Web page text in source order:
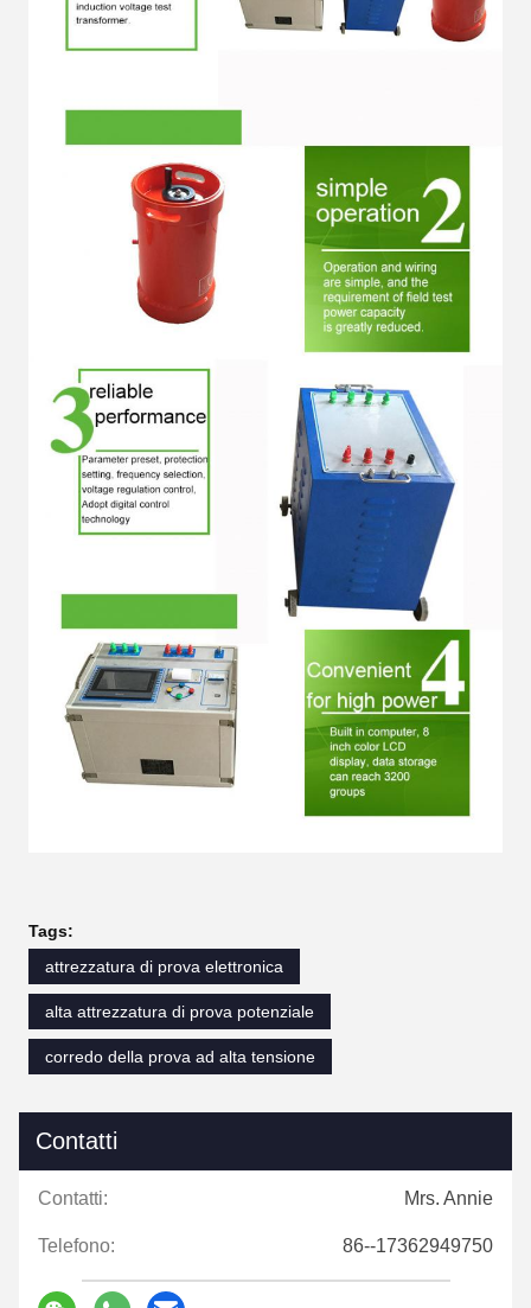
Tags:
attrezzatura di prova elettronica
alta attrezzatura di prova potenziale
corredo della prova ad alta tensione
Contatti
Contatti: Mrs. Annie
Telefono: 86--17362949750